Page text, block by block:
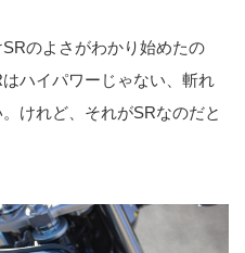
のよさがわかり始めたの
ハイパワーじゃない、斬れ
けれど、それがSRなのだと